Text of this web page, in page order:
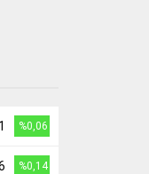
%0,06
%0,14